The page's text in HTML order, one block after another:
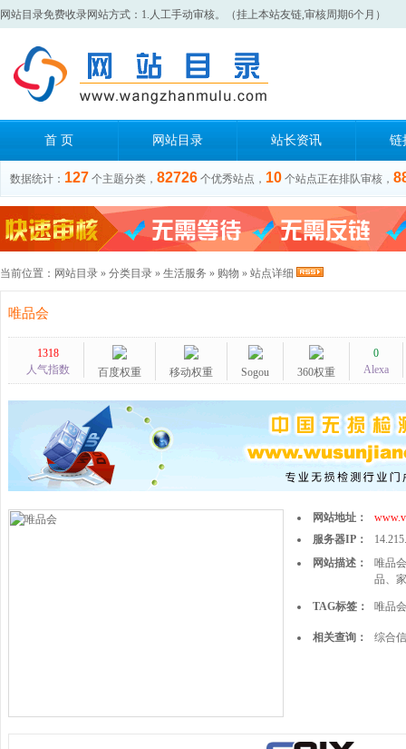
网站目录免费收录网站方式：1.人工手动审核。（挂上本站友链,审核周期6个月）
首 页 网站目录 站长资讯 链
数据统计： 127 个主题分类， 82726 个优秀站点， 10 个站点正在排队审核，
当前位置： 网站目录 » 分类目录 » 生活服务 » 购物 » 站点详细
唯品会
1318
人气指数
百度权重 移动权重 Sogou 360权重
0
Alexa
网站地址：
服务器IP：
网站描述：
唯品
品、
TAG标签： 唯品会
相关查询： 综合